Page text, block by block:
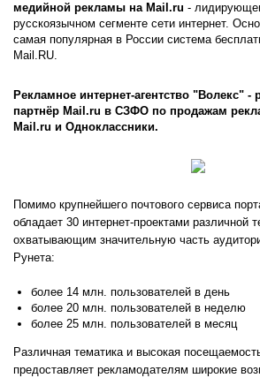
медийной рекламы на Mail.ru -
русскоязычном сегменте сети интернет.
самая популярная в России система
Mail.RU.
Рекламное интернет-агентство "Волекс" -
партнёр Mail.ru в СЗФО по продажам
Mail.ru и Одноклассники.
Помимо крупнейшего почтового сервиса
обладает 30 интернет-проектами различной
охватывающим значительную часть
Рунета:
более 14 млн. пользователей в день
более 20 млн. пользователей в неделю
более 25 млн. пользователей в месяц
Различная тематика и высокая
предоставляет рекламодателям широкие